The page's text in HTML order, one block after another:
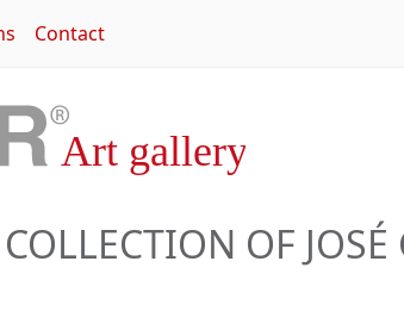
Contact
OF JOSÉ